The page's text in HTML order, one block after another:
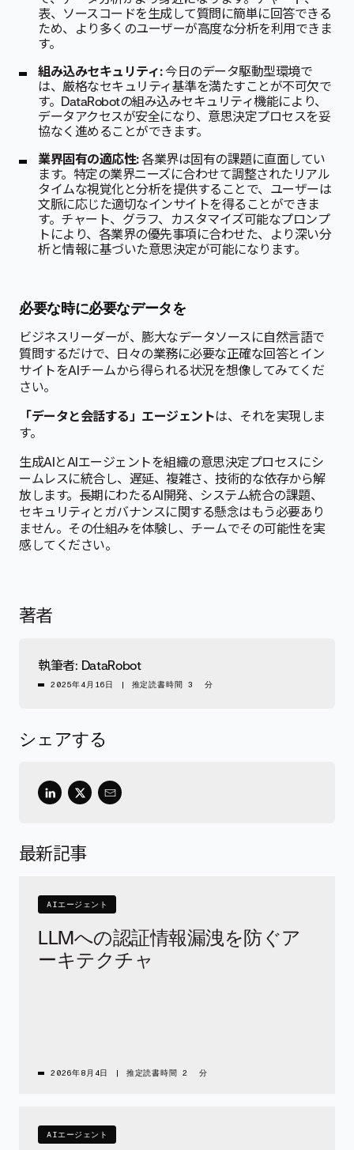
表、ソースコードを生成して質問に簡単に回答できる
ため、より多くのユーザーが高度な分析を利用できま
す。
組み込みセキュリティ:今日のデータ駆動型環境で
は、厳格なセキュリティ基準を満たすことが不可欠で
す。DataRobotの組み込みセキュリティ機能により、
データアクセスが安全になり、意思決定プロセスを妥
協なく進めることができます。
業界固有の適応性:各業界は固有の課題に直面してい
ます。特定の業界ニーズに合わせて調整されたリアル
タイムな視覚化と分析を提供することで、ユーザーは
文脈に応じた適切なインサイトを得ることができま
す。チャート、グラフ、カスタマイズ可能なプロンプ
トにより、各業界の優先事項に合わせた、より深い分
析と情報に基づいた意思決定が可能になります。
必要な時に必要なデータを
ビジネスリーダーが、膨大なデータソースに自然言語で
質問するだけで、日々の業務に必要な正確な回答とイン
サイトをAIチームから得られる状況を想像してみてくだ
さい。
「データと会話する」エージェントは、それを実現しま
す。
生成AIとAIエージェントを組織の意思決定プロセスにシ
ームレスに統合し、遅延、複雑さ、技術的な依存から解
放します。長期にわたるAI開発、システム統合の課題、
セキュリティとガバナンスに関する懸念はもう必要あり
ません。その仕組みを体験し、チームでその可能性を実
感してください。
著者
執筆者: DataRobot
2025年4月16日 推定読書時間 3 分
シェアする
最新記事
AIエージェント
LLMへの認証情報漏洩を防ぐア
ーキテクチャ
2026年8月4日 推定読書時間 2 分
AIエージェント